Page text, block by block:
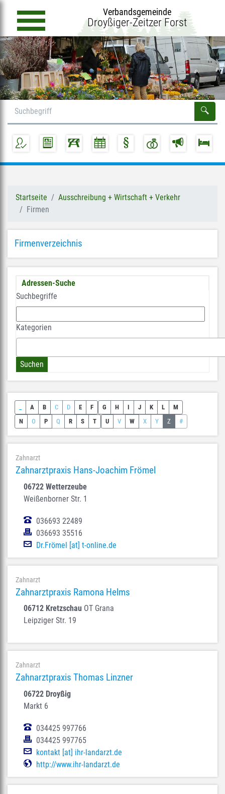
Verbandsgemeinde
Droyßiger-Zeitzer Forst
Startseite
Ausschreibung + Wirtschaft + Verkehr
Firmen
Firmenverzeichnis
Adressen-Suche
Suchbegriffe
Kategorien
A B C D E F G H I J K L
M
N
O P Q R S T U V W X Y Z #
Zahnarzt
Zahnarztpraxis Hans-Joachim Frömel
06722 Wetterzeube
Weißenborner Str. 1
036693 22489
036693 35516
Dr.Frömel [at] t-online.de
Zahnarzt
Zahnarztpraxis Ramona Helms
06712 Kretzschau OT Grana
Leipziger Str. 19
Zahnarzt
Zahnarztpraxis Thomas Linzner
06722 Droyßig
Markt 6
034425 997766
034425 997765
kontakt [at] ihr-landarzt.de
http://www.ihr-landarzt.de